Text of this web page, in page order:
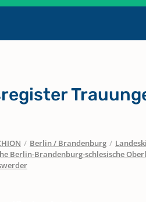
/ Berlin / Brandenburg /
Berlin-Brandenburg-schlesische